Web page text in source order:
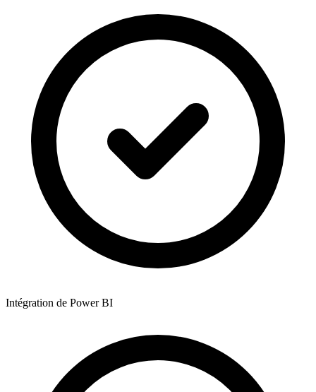
Intégration de Power BI